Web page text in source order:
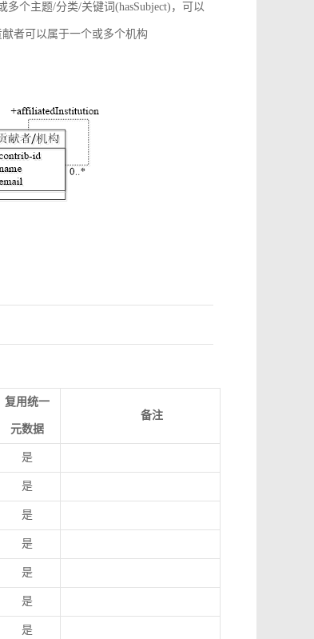
多个主题/分类/关键词(hasSubject)，可以
者可以属于一个或多个机构
复用统一
元数据
备注
是
是
是
是
是
是
是